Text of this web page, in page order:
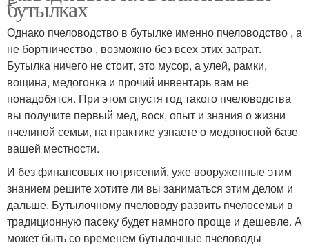
бутылках
Однако пчеловодство в бутылке именно пчеловодство , а
не бортничество , возможно без всех этих затрат.
Бутылка ничего не стоит, это мусор, а улей, рамки,
вощина, медогонка и прочий инвентарь вам не
понадобятся. При этом спустя год такого пчеловодства
вы получите первый мед, воск, опыт и знания о жизни
пчелиной семьи, на практике узнаете о медоносной базе
вашей местности.
И без финансовых потрясений, уже вооруженные этим
знанием решите хотите ли вы заниматься этим делом и
дальше. Бутылочному пчеловоду развить пчелосемьи в
традиционную пасеку будет намного проще и дешевле. А
может быть со временем бутылочные пчеловоды